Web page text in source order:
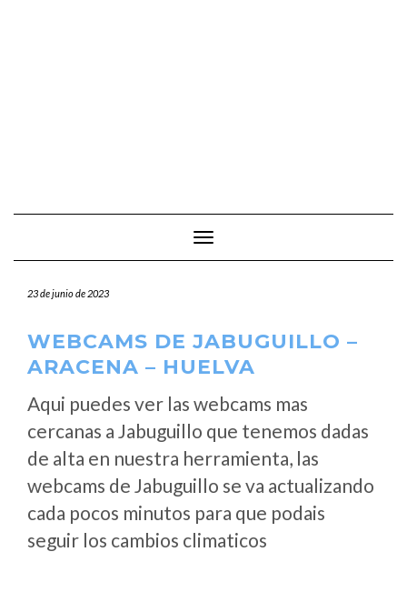
Cambiar modo de navegación
23 de junio de 2023
WEBCAMS DE JABUGUILLO –
ARACENA – HUELVA
Aqui puedes ver las webcams mas
cercanas a Jabuguillo que tenemos dadas
de alta en nuestra herramienta, las
webcams de Jabuguillo se va actualizando
cada pocos minutos para que podais
seguir los cambios climaticos